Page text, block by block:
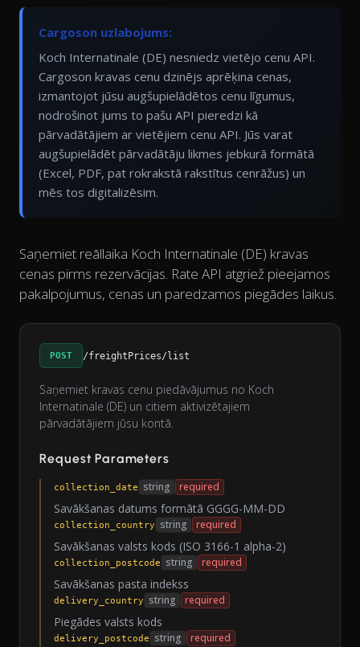
Cargoson uzlabojums:
Koch Internatinale (DE) nesniedz vietējo cenu API.
Cargoson kravas cenu dzinējs aprēķina cenas,
izmantojot jūsu augšupielādētos cenu līgumus,
nodrošinot jums to pašu API pieredzi kā
pārvadātājiem ar vietējiem cenu API. Jūs varat
augšupielādēt pārvadātāju likmes jebkurā formātā
(Excel, PDF, pat rokrakstā rakstītus cenrāžus) un
mēs tos digitalizēsim.
Saņemiet reāllaika Koch Internatinale (DE) kravas
cenas pirms rezervācijas. Rate API atgriež pieejamos
pakalpojumus, cenas un paredzamos piegādes laikus.
POST /freightPrices/list
Saņemiet kravas cenu piedāvājumus no Koch
Internatinale (DE) un citiem aktivizētajiem
pārvadātājiem jūsu kontā.
Request Parameters
collection_date string required
Savākšanas datums formātā GGGG-MM-DD
collection_country string required
Savākšanas valsts kods (ISO 3166-1 alpha-2)
collection_postcode string required
Savākšanas pasta indekss
delivery_country string required
Piegādes valsts kods
delivery_postcode string required